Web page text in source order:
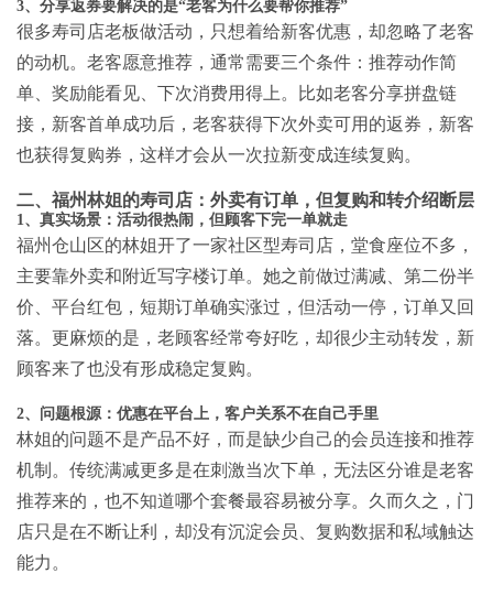
3、分享返券要解决的是“老客为什么要帮你推荐”
很多寿司店老板做活动，只想着给新客优惠，却忽略了老客
的动机。老客愿意推荐，通常需要三个条件：推荐动作简
单、奖励能看见、下次消费用得上。比如老客分享拼盘链
接，新客首单成功后，老客获得下次外卖可用的返券，新客
也获得复购券，这样才会从一次拉新变成连续复购。
二、福州林姐的寿司店：外卖有订单，但复购和转介绍断层
1、真实场景：活动很热闹，但顾客下完一单就走
福州仓山区的林姐开了一家社区型寿司店，堂食座位不多，
主要靠外卖和附近写字楼订单。她之前做过满减、第二份半
价、平台红包，短期订单确实涨过，但活动一停，订单又回
落。更麻烦的是，老顾客经常夸好吃，却很少主动转发，新
顾客来了也没有形成稳定复购。
2、问题根源：优惠在平台上，客户关系不在自己手里
林姐的问题不是产品不好，而是缺少自己的会员连接和推荐
机制。传统满减更多是在刺激当次下单，无法区分谁是老客
推荐来的，也不知道哪个套餐最容易被分享。久而久之，门
店只是在不断让利，却没有沉淀会员、复购数据和私域触达
能力。